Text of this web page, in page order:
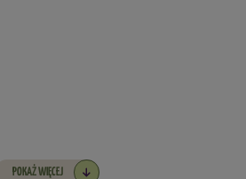
POKAŻ WIĘCEJ